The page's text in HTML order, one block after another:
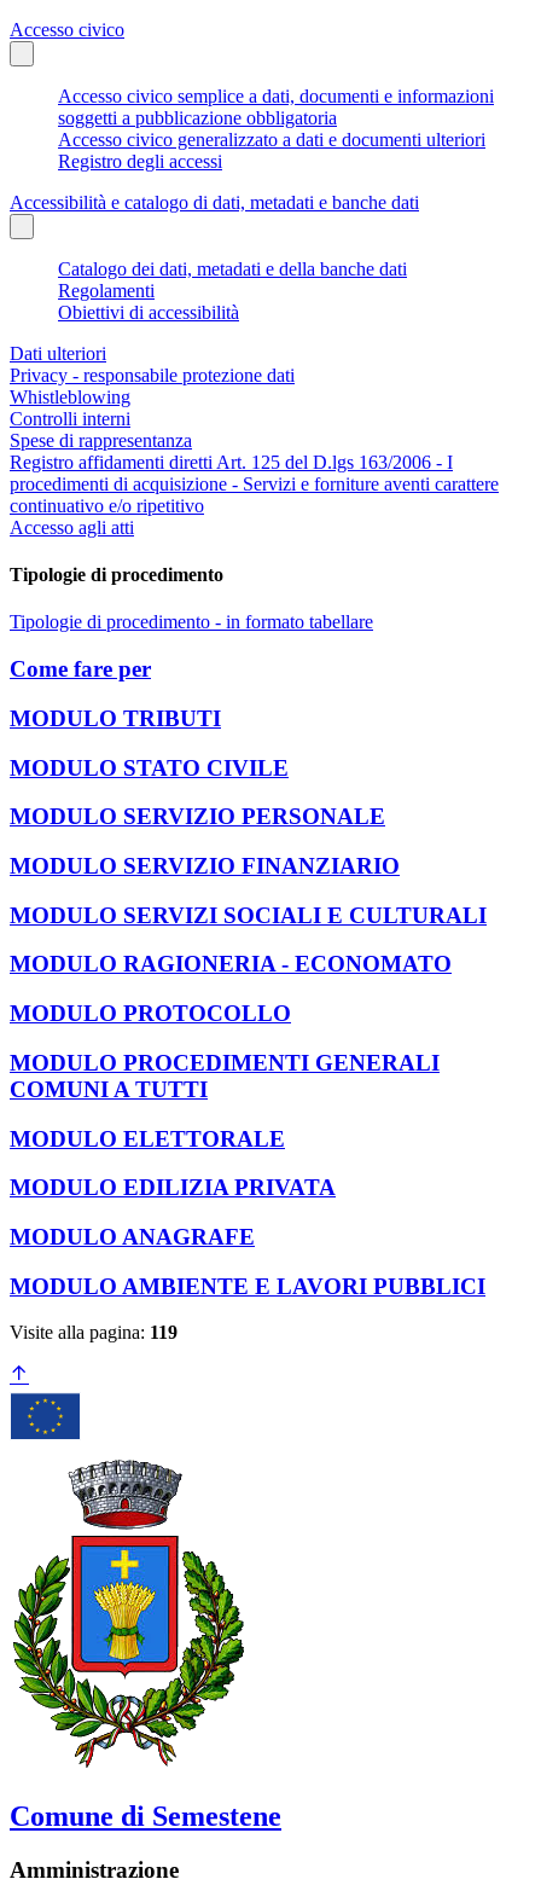
Accesso civico
Accesso civico semplice a dati, documenti e informazioni
soggetti a pubblicazione obbligatoria
Accesso civico generalizzato a dati e documenti ulteriori
Registro degli accessi
Accessibilità e catalogo di dati, metadati e banche dati
Catalogo dei dati, metadati e della banche dati
Regolamenti
Obiettivi di accessibilità
Dati ulteriori
Privacy - responsabile protezione dati
Whistleblowing
Controlli interni
Spese di rappresentanza
Registro affidamenti diretti Art. 125 del D.lgs 163/2006 - I
procedimenti di acquisizione - Servizi e forniture aventi carattere
continuativo e/o ripetitivo
Accesso agli atti
Tipologie di procedimento
Tipologie di procedimento - in formato tabellare
Come fare per
MODULO TRIBUTI
MODULO STATO CIVILE
MODULO SERVIZIO PERSONALE
MODULO SERVIZIO FINANZIARIO
MODULO SERVIZI SOCIALI E CULTURALI
MODULO RAGIONERIA - ECONOMATO
MODULO PROTOCOLLO
MODULO PROCEDIMENTI GENERALI
COMUNI A TUTTI
MODULO ELETTORALE
MODULO EDILIZIA PRIVATA
MODULO ANAGRAFE
MODULO AMBIENTE E LAVORI PUBBLICI
Visite alla pagina: 119
Comune di Semestene
Amministrazione